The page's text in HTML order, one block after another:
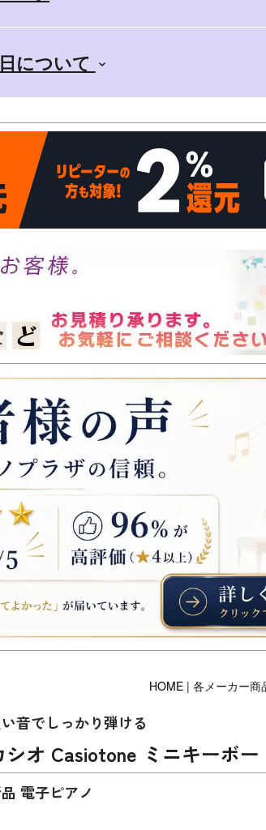
について
HOME | 各メーカー商
音でしっかり弾ける
シオ Casiotone ミニキーボー
電子ピアノ